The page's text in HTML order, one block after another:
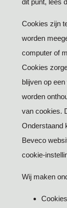
Cookies zijn
worden
computer of
Cookies
blijven op
worden
van cookies.
Onderstaand
Beveco
cookie-
Wij maken